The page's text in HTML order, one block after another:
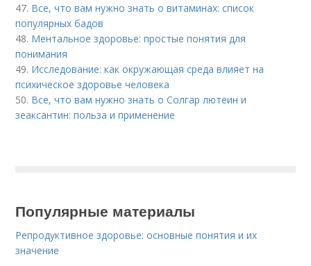
47. Все, что вам нужно знать о витаминах: список
популярных бадов
48. Ментальное здоровье: простые понятия для
понимания
49. Исследование: как окружающая среда влияет на
психическое здоровье человека
50. Все, что вам нужно знать о Солгар лютеин и
зеаксантин: польза и применение
Популярные материалы
Репродуктивное здоровье: основные понятия и их
значение